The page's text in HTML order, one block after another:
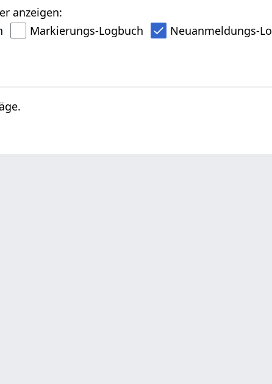
anzeigen:
Markierungs-Logbuch Neuanmeldungs-